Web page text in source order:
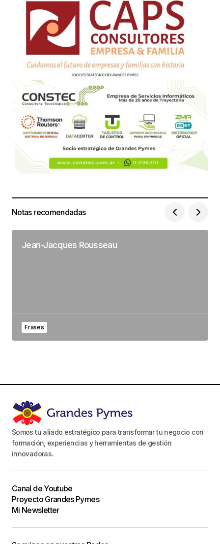
Notas recomendadas
Jean-Jacques Rousseau
Frases
Somos tu aliado estratégico para transformar tu negocio con
formación, experiencias y herramientas de gestión
innovadoras.
Canal de Youtube
Proyecto Grandes Pymes
Mi Newsletter